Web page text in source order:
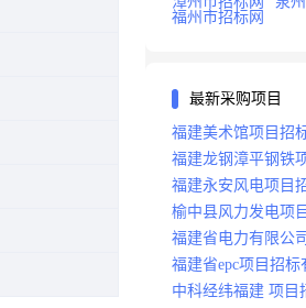
福州市招标网
最新采购项目
福建美术馆项目招
福建龙钢漳平钢铁
福建永安风电项目
榆中县风力发电项
福建省电力有限公
福建省epc项目招标
中科经纬福建 项目